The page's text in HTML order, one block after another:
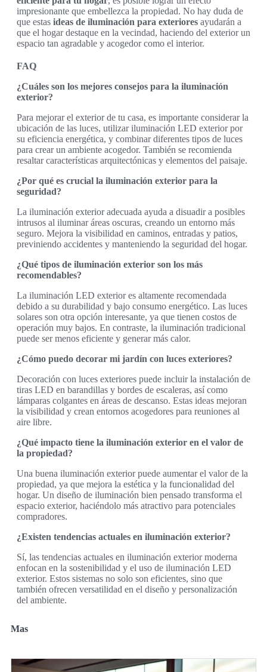
impresionante que embellezca la propiedad. No hay duda de
que estas ideas de iluminación para exteriores ayudarán a
que el hogar destaque en la vecindad, haciendo del exterior un
espacio tan agradable y acogedor como el interior.
FAQ
¿Cuáles son los mejores consejos para la iluminación
exterior?
Para mejorar el exterior de tu casa, es importante considerar la
ubicación de las luces, utilizar iluminación LED exterior por
su eficiencia energética, y combinar diferentes tipos de luces
para crear un ambiente acogedor. También se recomienda
resaltar características arquitectónicas y elementos del paisaje.
¿Por qué es crucial la iluminación exterior para la
seguridad?
La iluminación exterior adecuada ayuda a disuadir a posibles
intrusos al iluminar áreas oscuras, creando un entorno más
seguro. Mejora la visibilidad en caminos, entradas y patios,
previniendo accidentes y manteniendo la seguridad del hogar.
¿Qué tipos de iluminación exterior son los más
recomendables?
La iluminación LED exterior es altamente recomendada
debido a su durabilidad y bajo consumo energético. Las luces
solares son otra opción interesante, ya que tienen costos de
operación muy bajos. En contraste, la iluminación tradicional
puede ser menos eficiente y generar más calor.
¿Cómo puedo decorar mi jardín con luces exteriores?
Decoración con luces exteriores puede incluir la instalación de
tiras LED en barandillas y bordes de escaleras, así como
lámparas colgantes en áreas de descanso. Estas ideas mejoran
la visibilidad y crean entornos acogedores para reuniones al
aire libre.
¿Qué impacto tiene la iluminación exterior en el valor de
la propiedad?
Una buena iluminación exterior puede aumentar el valor de la
propiedad, ya que mejora la estética y la funcionalidad del
hogar. Un diseño de iluminación bien pensado transforma el
espacio exterior, haciéndolo más atractivo para potenciales
compradores.
¿Existen tendencias actuales en iluminación exterior?
Sí, las tendencias actuales en iluminación exterior moderna
enfocan en la sostenibilidad y el uso de iluminación LED
exterior. Estos sistemas no solo son eficientes, sino que
también ofrecen versatilidad en el diseño y personalización
del ambiente.
Mas